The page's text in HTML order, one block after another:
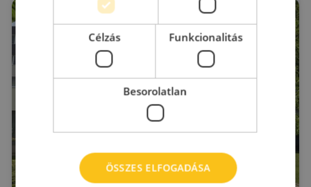
Célzás Funkcionalitás
Besorolatlan
ÖSSZES ELFOGADÁSA